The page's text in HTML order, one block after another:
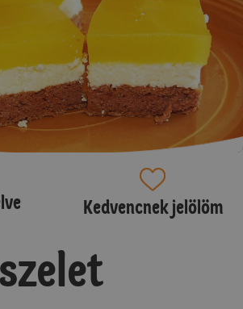
Kedvencnek jelölöm